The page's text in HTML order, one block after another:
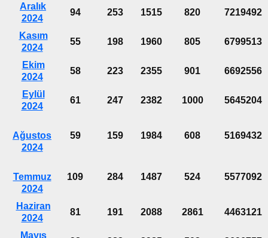
Aralık
2024
94 253 1515 820 7219492
Kasım
2024
55 198 1960 805 6799513
Ekim
2024
58 223 2355 901 6692556
Eylül
2024
61 247 2382 1000 5645204
Ağustos
2024
59 159 1984 608 5169432
Temmuz
2024
109 284 1487 524 5577092
Haziran
2024
81 191 2088 2861 4463121
Mayıs